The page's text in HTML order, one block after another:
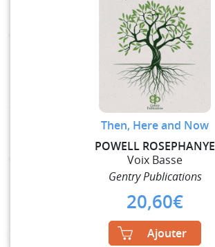
Then, Here and Now
POWELL ROSEPHANYE
Voix Basse
Gentry Publications
20,60€
Ajouter